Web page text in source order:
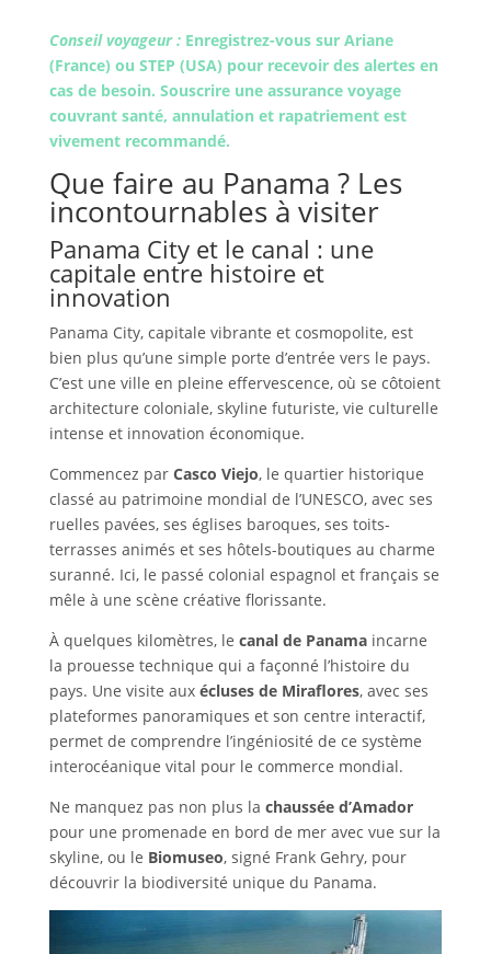
Conseil voyageur :Enregistrez-vous sur Ariane
(France) ou STEP (USA) pour recevoir des alertes en
cas de besoin. Souscrire une assurance voyage
couvrant santé, annulation et rapatriement est
vivement recommandé.
Que faire au Panama ? Les
incontournables à visiter
Panama City et le canal : une
capitale entre histoire et
innovation
Panama City, capitale vibrante et cosmopolite, est
bien plus qu’une simple porte d’entrée vers le pays.
C’est une ville en pleine effervescence, où se côtoient
architecture coloniale, skyline futuriste, vie culturelle
intense et innovation économique.
Commencez par Casco Viejo, le quartier historique
classé au patrimoine mondial de l’UNESCO, avec ses
ruelles pavées, ses églises baroques, ses toits-
terrasses animés et ses hôtels-boutiques au charme
suranné. Ici, le passé colonial espagnol et français se
mêle à une scène créative florissante.
À quelques kilomètres, le canal de Panamaincarne
la prouesse technique qui a façonné l’histoire du
pays. Une visite aux écluses de Miraflores, avec ses
plateformes panoramiques et son centre interactif,
permet de comprendre l’ingéniosité de ce système
interocéanique vital pour le commerce mondial.
Ne manquez pas non plus la chaussée d’Amador
pour une promenade en bord de mer avec vue sur la
skyline, ou le Biomuseo, signé Frank Gehry, pour
découvrir la biodiversité unique du Panama.